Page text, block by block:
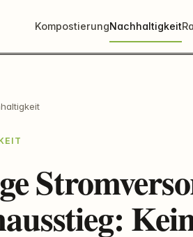
KompostierungNachhaltigkeit